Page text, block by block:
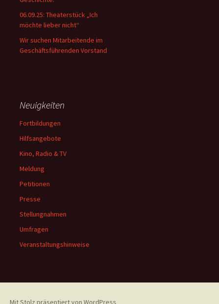
06.09.25: Theaterstück „Ich
möchte lieber nicht“
Wir suchen Mitarbeitende im
Geschäftsführenden Vorstand
Neuigkeiten
Fortbildungen
Hilfsangebote
Kino, Radio & TV
Meldung
Petitionen
Presse
Stellungnahmen
Umfragen
Veranstaltungshinweise
Mit Stolz präsentiert von WordPress